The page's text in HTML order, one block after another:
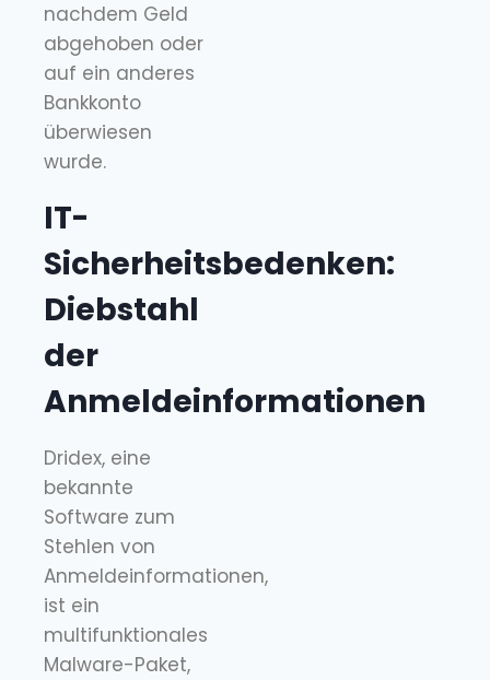
nachdem Geld
abgehoben oder
auf ein anderes
Bankkonto
überwiesen
wurde.
IT-
Sicherheitsbedenken:
Diebstahl
der
Anmeldeinformationen
Dridex, eine
bekannte
Software zum
Stehlen von
Anmeldeinformationen,
ist ein
multifunktionales
Malware-Paket,